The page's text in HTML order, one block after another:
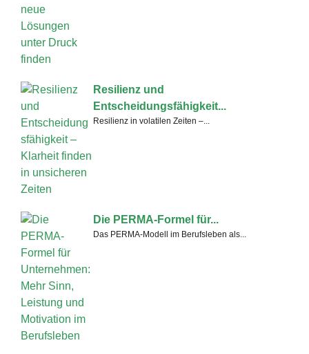
Resilienz und
Entscheidungsfähigkeit...
Resilienz in volatilen Zeiten –...
Die PERMA-Formel für...
Das PERMA-Modell im Berufsleben als...